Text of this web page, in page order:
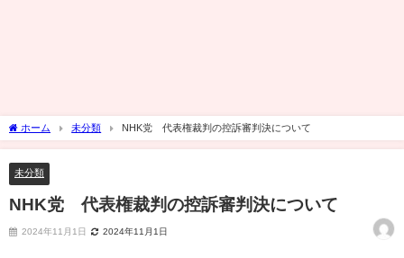
ホーム 未分類 NHK党 代表権裁判の控訴審判決について
未分類
NHK党 代表権裁判の控訴審判決について
2024年11月1日 2024年11月1日